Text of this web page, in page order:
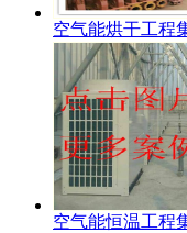
空气能烘干工程
空气能恒温工程